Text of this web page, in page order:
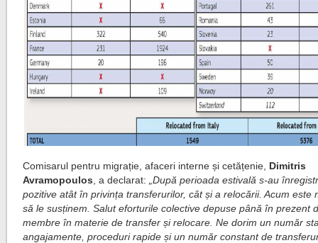
Comisarul pentru migrație, afaceri interne și cetățenie, Dimitris
Avramopoulos , a declarat:
„După perioada estivală s-au
pozitive atât în privința transferurilor, cât și a relocării. Acum este
să le susținem. Salut eforturile colective depuse până în prezent
membre în materie de transfer și relocare. Ne dorim un număr
angajamente, proceduri rapide și un număr constant de